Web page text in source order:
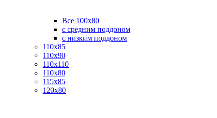
Все 100х80
с средним поддоном
с низким поддоном
110х85
110х90
110х110
110х80
115х85
120х80